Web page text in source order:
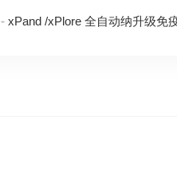
-xPand /xPlore 全自动纳升级免